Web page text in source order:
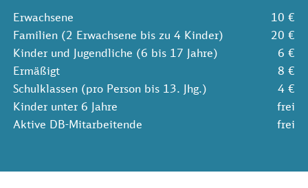
Erwachsene
10 €
Familien (2 Erwachsene bis zu 4 Kinder)
20 €
Kinder und Jugendliche (6 bis 17 Jahre)
6 €
Ermäßigt
8 €
Schulklassen (pro Person bis 13. Jhg.)
4 €
Kinder unter 6 Jahre
frei
Aktive DB-Mitarbeitende
frei